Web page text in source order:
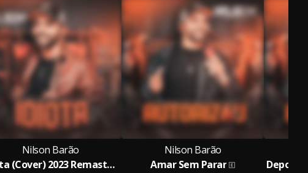
Nilson Barão
Idiota (Cover) 2023 Remasterizado
Nilson Barão
Amar Sem Parar